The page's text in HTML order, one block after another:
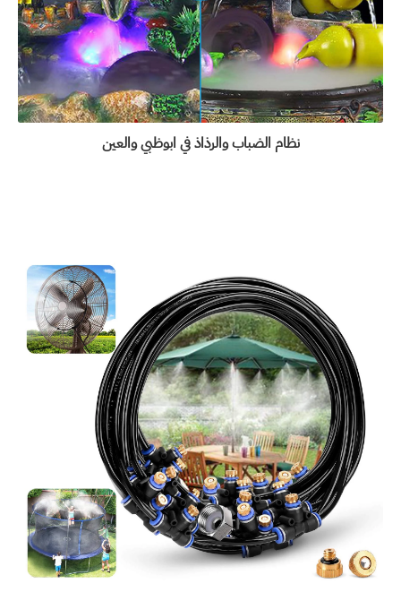
نظام الضباب والرذاذفي ابوظبي والعين